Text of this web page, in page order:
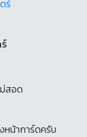
สอด
น้าการ์ดครับ